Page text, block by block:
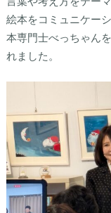
絵本をコミュニケー
本専門士べっちゃん
れました。